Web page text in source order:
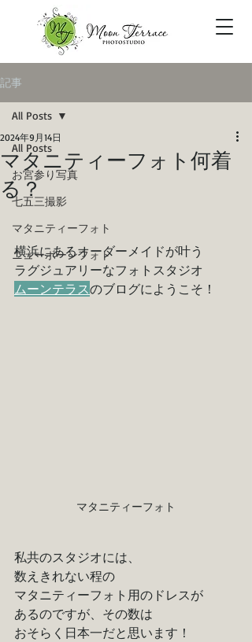
記事
All Posts
お宮参り写真
七五三撮影
マタニティーフォト
ニューボーンフォト
All Posts
マタニティーフォト何着
る？
2024年9月14日
横浜にあるオーダーメイドが叶う
ラグジュアリーなフォトスタジオ
ムーンテラスのブログにようこそ！
マタニティーフォト
私共のスタジオには、
数えきれない程の
マタニティーフォト用のドレスが
あるのですが、その数は
おそらく日本一だと思います！